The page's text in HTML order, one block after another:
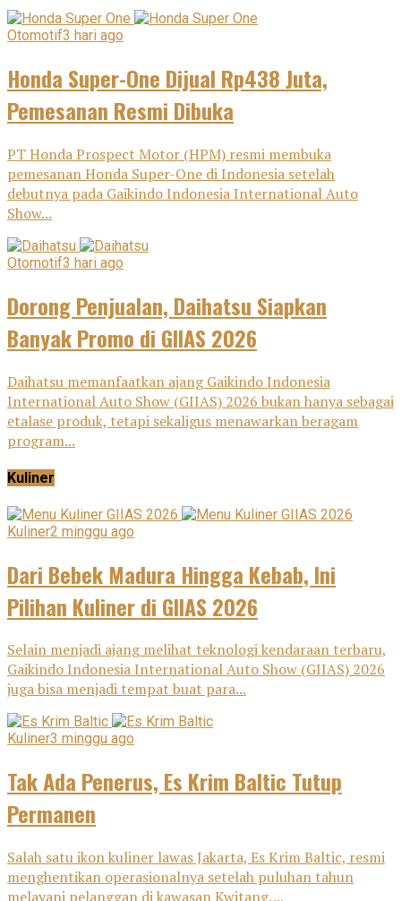
Otomotif3 hari ago
Honda Super-One Dijual Rp438 Juta,
Pemesanan Resmi Dibuka
PT Honda Prospect Motor (HPM) resmi membuka
pemesanan Honda Super-One di Indonesia setelah
debutnya pada Gaikindo Indonesia International Auto
Show...
Otomotif3 hari ago
Dorong Penjualan, Daihatsu Siapkan
Banyak Promo di GIIAS 2026
Daihatsu memanfaatkan ajang Gaikindo Indonesia
International Auto Show (GIIAS) 2026 bukan hanya sebagai
etalase produk, tetapi sekaligus menawarkan beragam
program...
Kuliner
Kuliner2 minggu ago
Dari Bebek Madura Hingga Kebab, Ini
Pilihan Kuliner di GIIAS 2026
Selain menjadi ajang melihat teknologi kendaraan terbaru,
Gaikindo Indonesia International Auto Show (GIIAS) 2026
juga bisa menjadi tempat buat para...
Kuliner3 minggu ago
Tak Ada Penerus, Es Krim Baltic Tutup
Permanen
Salah satu ikon kuliner lawas Jakarta, Es Krim Baltic, resmi
menghentikan operasionalnya setelah puluhan tahun
melayani pelanggan di kawasan Kwitang,...